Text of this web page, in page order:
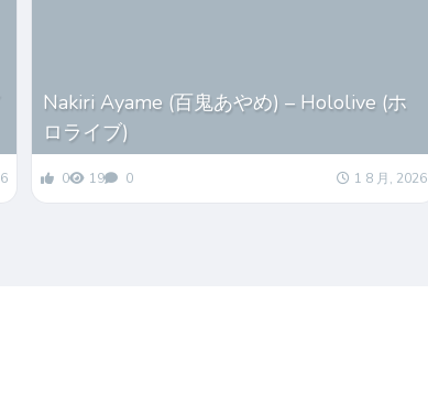
Nakiri Ayame (百鬼あやめ) – Hololive (ホ
ロライブ)
0 19 0 1 8 月, 2026